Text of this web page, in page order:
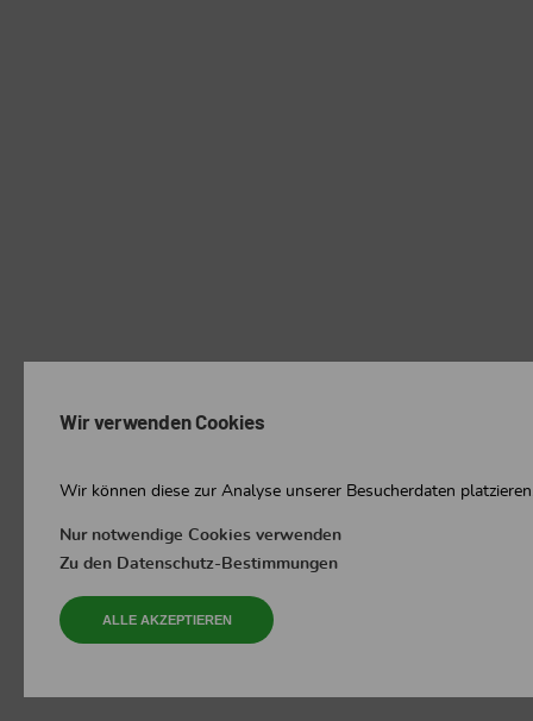
Wir verwenden Cookies
Wir können diese zur Analyse unserer Besucherdaten
Nur notwendige Cookies verwenden
Zu den Datenschutz-Bestimmungen
ALLE AKZEPTIEREN